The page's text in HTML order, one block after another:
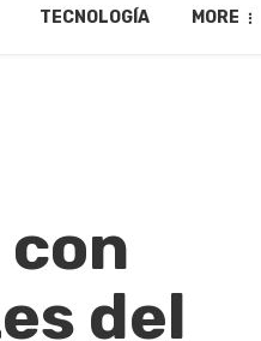
TECNOLOGÍA MORE
del